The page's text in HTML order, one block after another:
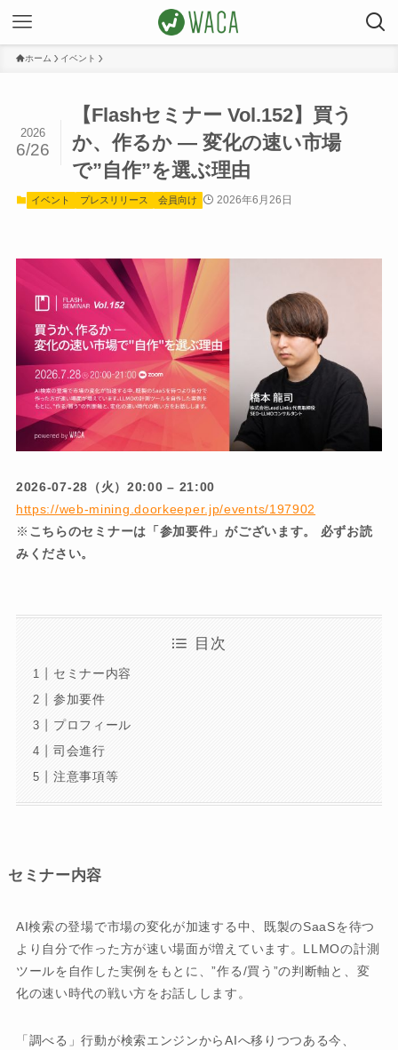
ホーム イベント
【Flashセミナー Vol.152】買う
か、作るか ― 変化の速い市場
で”自作”を選ぶ理由
2026
6/26
イベント プレスリリース 会員向け 2026年6月26日
2026-07-28（火）20:00 – 21:00
https://web-mining.doorkeeper.jp/events/197902
※ こちらのセミナーは「参加要件」がございます。 必ずお読
みください。
目次
セミナー内容
参加要件
プロフィール
司会進行
注意事項等
セミナー内容
AI検索の登場で市場の変化が加速する中、既製のSaaSを待つ
より自分で作った方が速い場面が増えています。LLMOの計測
ツールを自作した実例をもとに、”作る/買う”の判断軸と、変
化の速い時代の戦い方をお話しします。
「調べる」行動が検索エンジンからAIへ移りつつある今、